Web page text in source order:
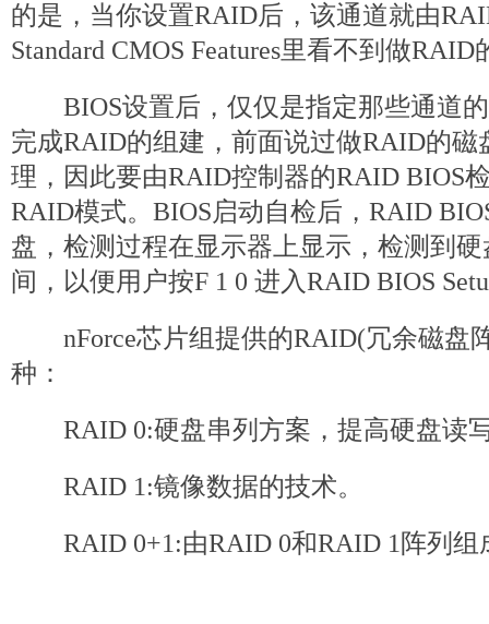
的是，当你设置RAID后，该通道就由
Standard CMOS Features里看不到做
BIOS设置后，仅仅是指定那些通道的
完成RAID的组建，前面说过做RAID的磁
理，因此要由RAID控制器的RAID BIOS
RAID模式。BIOS启动自检后，RAID
盘，检测过程在显示器上显示，检测到
间，以便用户按F 1 0 进入RAID BIOS
nForce芯片组提供的RAID(冗余磁盘
种：
RAID 0:硬盘串列方案，提高硬盘读
RAID 1:镜像数据的技术。
RAID 0+1:由RAID 0和RAID 1阵列组